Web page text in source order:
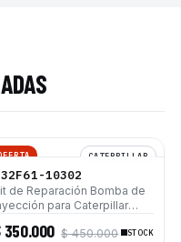
CATERPILLAR
32F61-10302
de Reparación Bomba de
para Caterpillar
C4.4 C6.4 C6.6 32F61-
3264635 3202512
350.000 $ 450.000 STOCK